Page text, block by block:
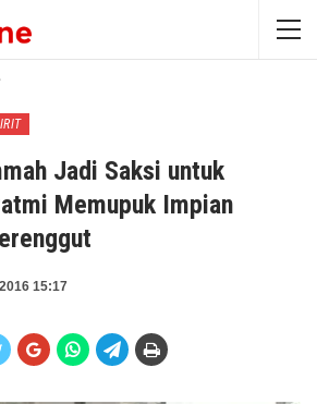
Jadi Saksi untuk
Memupuk Impian
15:17